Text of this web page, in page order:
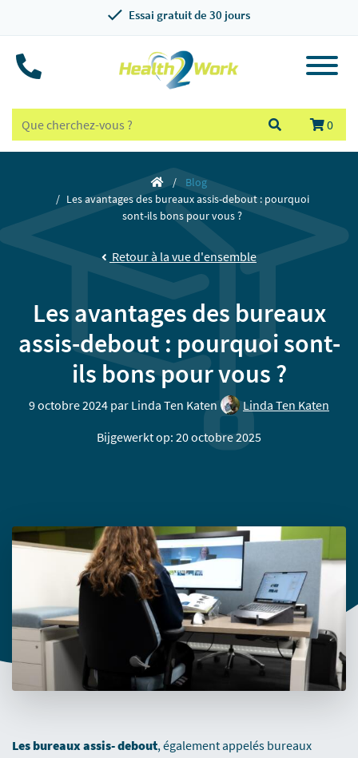
Essai gratuit de 30 jours
0
Blog
Les avantages des bureaux assis-debout : pourquoi
sont-ils bons pour vous ?
Retour à la vue d'ensemble
Les avantages des bureaux
assis-debout : pourquoi sont-
ils bons pour vous ?
9 octobre 2024 par Linda Ten Katen
Linda Ten Katen
Bijgewerkt op: 20 octobre 2025
Les bureaux assis- debout, également appelés bureaux